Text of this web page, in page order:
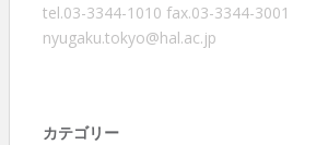
tel.03-3344-1010 fax.03-3344-3001
nyugaku.tokyo@hal.ac.jp
カテゴリー